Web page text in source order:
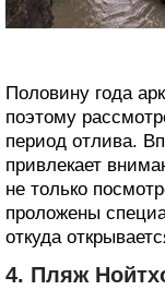
Половину года
поэтому
период отлива.
привлекает
не только
проложены
откуда
4. Пляж